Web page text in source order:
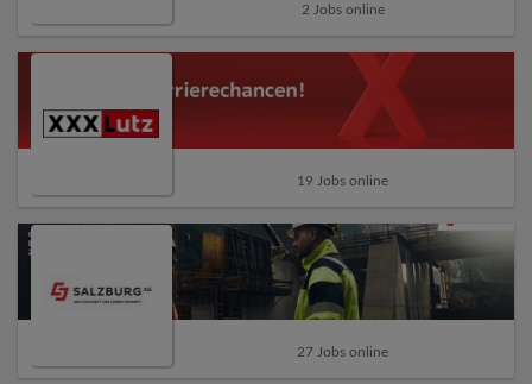
2 Jobs online
19 Jobs online
27 Jobs online